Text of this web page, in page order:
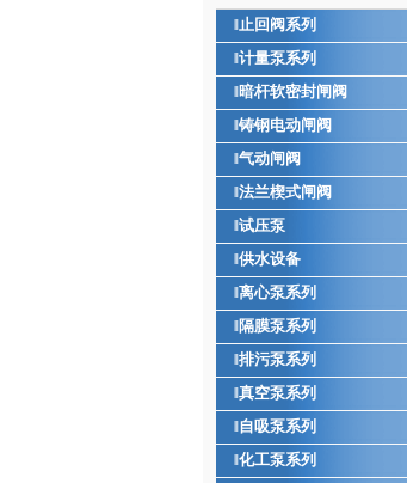
止回阀系列
计量泵系列
暗杆软密封闸阀
铸钢电动闸阀
气动闸阀
法兰楔式闸阀
试压泵
供水设备
离心泵系列
隔膜泵系列
排污泵系列
真空泵系列
自吸泵系列
化工泵系列